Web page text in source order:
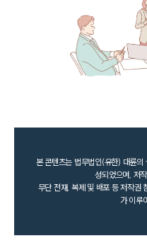
본 콘텐츠는 법무법인(유한) 대륜
성되었으며, 저
무단 전재, 복제 및 배포 등 저작권
가 이루